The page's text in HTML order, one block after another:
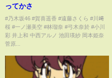
ってかさ
#乃木坂46 #賀喜遥香 #遠藤さくら #川﨑
桜 #一ノ瀬美空 #林瑠奈 #弓木奈於 #小川
彩 井上和 中西アルノ 池田瑛紗 岡本姫奈
菅原...